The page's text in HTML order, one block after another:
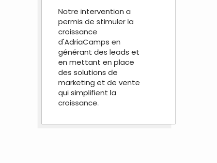
Notre intervention a
permis de stimuler la
croissance
d'AdriaCamps en
générant des leads et
en mettant en place
des solutions de
marketing et de vente
qui simplifient la
croissance.